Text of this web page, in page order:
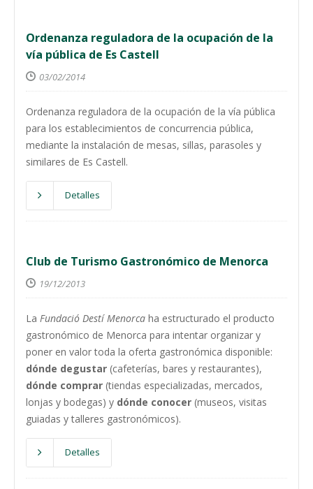
Ordenanza reguladora de la ocupación de la
vía pública de Es Castell
03/02/2014
Ordenanza reguladora de la ocupación de la vía pública
para los establecimientos de concurrencia pública,
mediante la instalación de mesas, sillas, parasoles y
similares de Es Castell.
Detalles
Club de Turismo Gastronómico de Menorca
19/12/2013
La Fundació Destí Menorca ha estructurado el producto
gastronómico de Menorca para intentar organizar y
poner en valor toda la oferta gastronómica disponible:
dónde degustar (cafeterías, bares y restaurantes),
dónde comprar (tiendas especializadas, mercados,
lonjas y bodegas) y dónde conocer (museos, visitas
guiadas y talleres gastronómicos).
Detalles